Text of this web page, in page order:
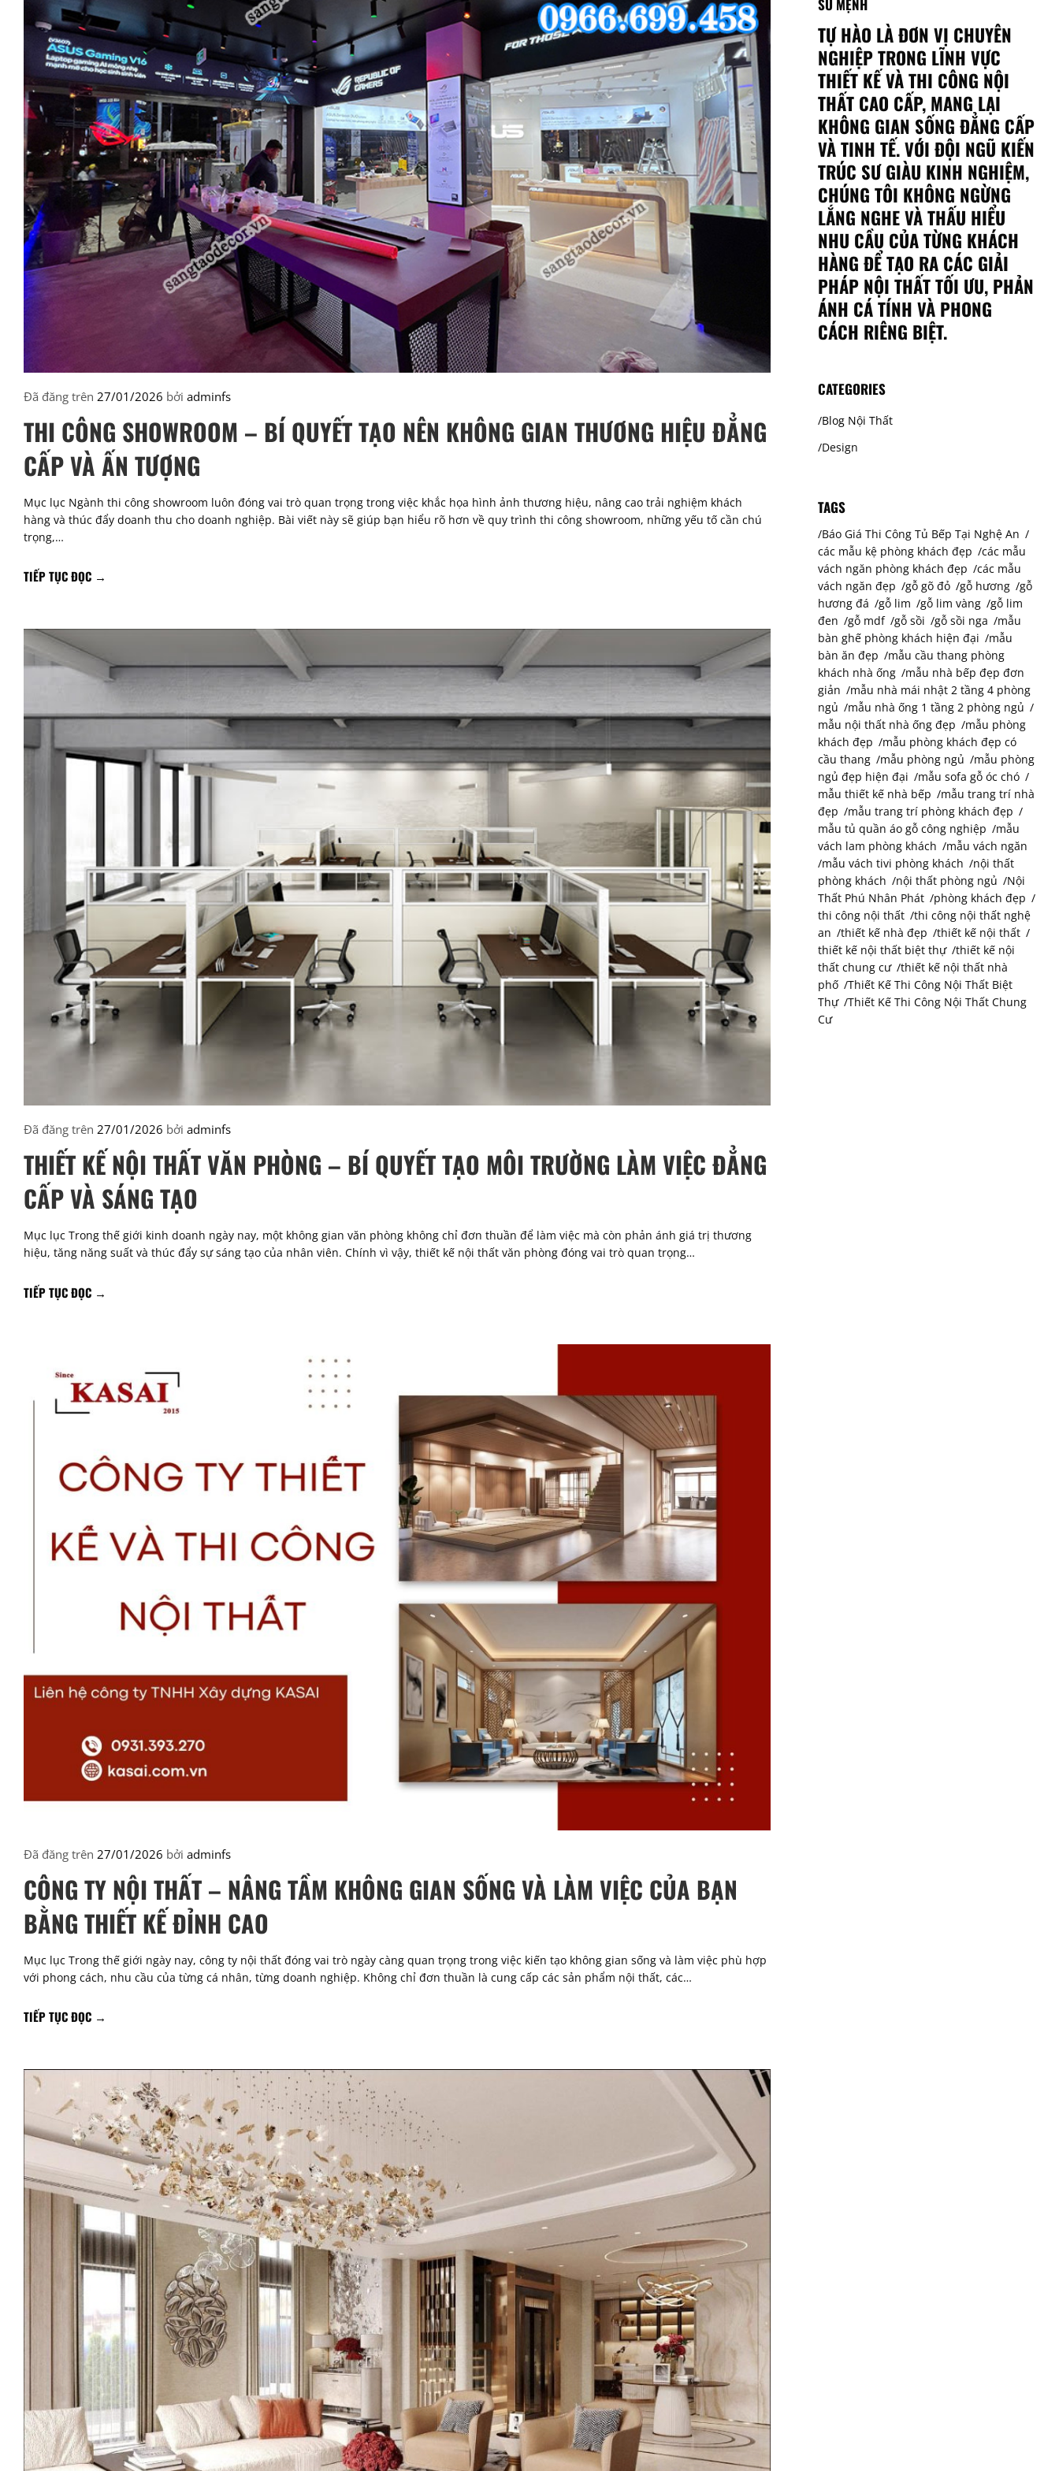
Đã đăng trên 27/01/2026 bởi adminfs
THI CÔNG SHOWROOM – BÍ QUYẾT TẠO NÊN KHÔNG GIAN THƯƠNG HIỆU ĐẲNG
CẤP VÀ ẤN TƯỢNG
Mục lục Ngành thi công showroom luôn đóng vai trò quan trọng trong việc khắc họa hình ảnh thương hiệu, nâng cao trải nghiệm khách
hàng và thúc đẩy doanh thu cho doanh nghiệp. Bài viết này sẽ giúp bạn hiểu rõ hơn về quy trình thi công showroom, những yếu tố cần chú
trọng,…
TIẾP TỤC ĐỌC →
Đã đăng trên 27/01/2026 bởi adminfs
THIẾT KẾ NỘI THẤT VĂN PHÒNG – BÍ QUYẾT TẠO MÔI TRƯỜNG LÀM VIỆC ĐẲNG
CẤP VÀ SÁNG TẠO
Mục lục Trong thế giới kinh doanh ngày nay, một không gian văn phòng không chỉ đơn thuần để làm việc mà còn phản ánh giá trị thương
hiệu, tăng năng suất và thúc đẩy sự sáng tạo của nhân viên. Chính vì vậy, thiết kế nội thất văn phòng đóng vai trò quan trọng…
TIẾP TỤC ĐỌC →
Đã đăng trên 27/01/2026 bởi adminfs
CÔNG TY NỘI THẤT – NÂNG TẦM KHÔNG GIAN SỐNG VÀ LÀM VIỆC CỦA BẠN
BẰNG THIẾT KẾ ĐỈNH CAO
Mục lục Trong thế giới ngày nay, công ty nội thất đóng vai trò ngày càng quan trọng trong việc kiến tạo không gian sống và làm việc phù hợp
với phong cách, nhu cầu của từng cá nhân, từng doanh nghiệp. Không chỉ đơn thuần là cung cấp các sản phẩm nội thất, các…
TIẾP TỤC ĐỌC →
SỨ MỆNH
TỰ HÀO LÀ ĐƠN VỊ CHUYÊN
NGHIỆP TRONG LĨNH VỰC
THIẾT KẾ VÀ THI CÔNG NỘI
THẤT CAO CẤP, MANG LẠI
KHÔNG GIAN SỐNG ĐẲNG CẤP
VÀ TINH TẾ. VỚI ĐỘI NGŨ KIẾN
TRÚC SƯ GIÀU KINH NGHIỆM,
CHÚNG TÔI KHÔNG NGỪNG
LẮNG NGHE VÀ THẤU HIỂU
NHU CẦU CỦA TỪNG KHÁCH
HÀNG ĐỂ TẠO RA CÁC GIẢI
PHÁP NỘI THẤT TỐI ƯU, PHẢN
ÁNH CÁ TÍNH VÀ PHONG
CÁCH RIÊNG BIỆT.
CATEGORIES
Blog Nội Thất
Design
TAGS
Báo Giá Thi Công Tủ Bếp Tại Nghệ An
các mẫu kệ phòng khách đẹp
các mẫu
vách ngăn phòng khách đẹp
các mẫu
vách ngăn đẹp
gỗ gõ đỏ gỗ hương
gỗ
hương đá
gỗ lim gỗ lim vàng
gỗ lim
đen
gỗ mdf gỗ sồi gỗ sồi nga
mẫu
bàn ghế phòng khách hiện đại
mẫu
bàn ăn đẹp
mẫu cầu thang phòng
khách nhà ống
mẫu nhà bếp đẹp đơn
giản
mẫu nhà mái nhật 2 tầng 4 phòng
ngủ
mẫu nhà ống 1 tầng 2 phòng ngủ
mẫu nội thất nhà ống đẹp
mẫu phòng
khách đẹp
mẫu phòng khách đẹp có
cầu thang
mẫu phòng ngủ
mẫu phòng
ngủ đẹp hiện đại
mẫu sofa gỗ óc chó
mẫu thiết kế nhà bếp
mẫu trang trí nhà
đẹp
mẫu trang trí phòng khách đẹp
mẫu tủ quần áo gỗ công nghiệp
mẫu
vách lam phòng khách
mẫu vách ngăn
mẫu vách tivi phòng khách
nội thất
phòng khách
nội thất phòng ngủ
Nội
Thất Phú Nhân Phát
phòng khách đẹp
thi công nội thất
thi công nội thất nghệ
an
thiết kế nhà đẹp
thiết kế nội thất
thiết kế nội thất biệt thự
thiết kế nội
thất chung cư
thiết kế nội thất nhà
phố
Thiết Kế Thi Công Nội Thất Biệt
Thự
Thiết Kế Thi Công Nội Thất Chung
Cư